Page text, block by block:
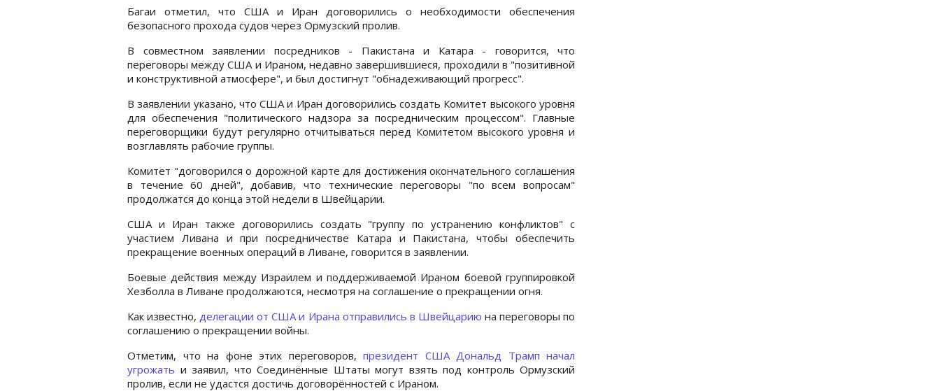
Багаи отметил, что США и Иран договорились о необходимости обеспечения
безопасного прохода судов через Ормузский пролив.
В совместном заявлении посредников - Пакистана и Катара - говорится, что
переговоры между США и Ираном, недавно завершившиеся, проходили в "позитивной
и конструктивной атмосфере", и был достигнут "обнадеживающий прогресс".
В заявлении указано, что США и Иран договорились создать Комитет высокого уровня
для обеспечения "политического надзора за посредническим процессом". Главные
переговорщики будут регулярно отчитываться перед Комитетом высокого уровня и
возглавлять рабочие группы.
Комитет "договорился о дорожной карте для достижения окончательного соглашения
в течение 60 дней", добавив, что технические переговоры "по всем вопросам"
продолжатся до конца этой недели в Швейцарии.
США и Иран также договорились создать "группу по устранению конфликтов" с
участием Ливана и при посредничестве Катара и Пакистана, чтобы обеспечить
прекращение военных операций в Ливане, говорится в заявлении.
Боевые действия между Израилем и поддерживаемой Ираном боевой группировкой
Хезболла в Ливане продолжаются, несмотря на соглашение о прекращении огня.
Как известно, делегации от США и Ирана отправились в Швейцарию на переговоры по
соглашению о прекращении войны.
Отметим, что на фоне этих переговоров, президент США Дональд Трамп начал
угрожать и заявил, что Соединённые Штаты могут взять под контроль Ормузский
пролив, если не удастся достичь договорённостей с Ираном.